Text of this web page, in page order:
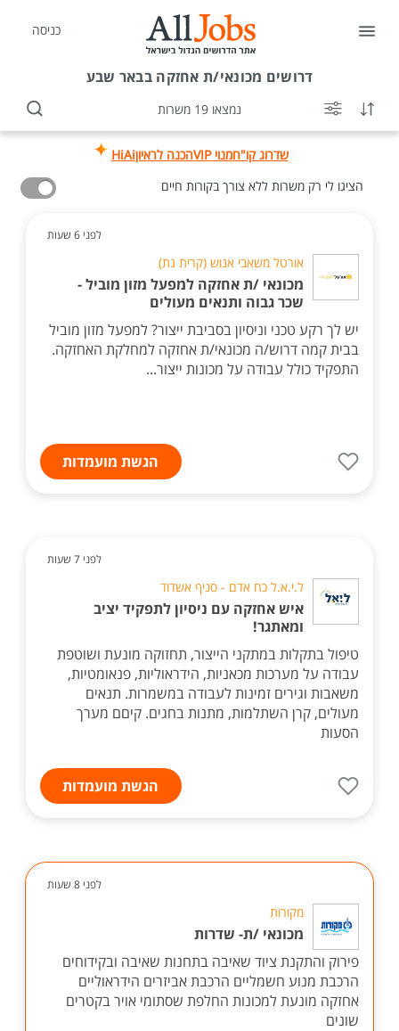
כניסה
דרושים מכונאי/ת אחזקה בבאר שבע
נמצאו 19 משרות
שדרוג קו"חמנוי VIP הכנה לראיוןHiAi
הציגו לי רק משרות ללא צורך בקורות חיים
לפני 6 שעות
אורטל משאבי אנוש (קרית גת)
מכונאי /ת אחזקה למפעל מזון מוביל -
שכר גבוה ותנאים מעולים
יש לך רקע טכני וניסיון בסביבת ייצור? למפעל מזון מוביל
בבית קמה דרוש/ה מכונאי/ת אחזקה למחלקת האחזקה.
התפקיד כולל עבודה על מכונות ייצור...
הגשת מועמדות
לפני 7 שעות
ל.י.א.ל כח אדם - סניף אשדוד
איש אחזקה עם ניסיון לתפקיד יציב
ומאתגר!
טיפול בתקלות במתקני הייצור, תחזוקה מונעת ושוטפת
עבודה על מערכות מכאניות, הידראוליות, פנאומטיות,
משאבות וגירים זמינות לעבודה במשמרות. תנאים
מעולים, קרן השתלמות, מתנות בחגים. קיםם מערך
הסעות
הגשת מועמדות
לפני 8 שעות
מקורות
מכונאי /ת- שדרות
פירוק והתקנת ציוד שאיבה בתחנות שאיבה ובקידוחים
הרכבת מנוע חשמליים הרכבת אביזרים הידראוליים
אחזקה מונעת למכונות החלפת שסתומי אויר בקטרים
שונים